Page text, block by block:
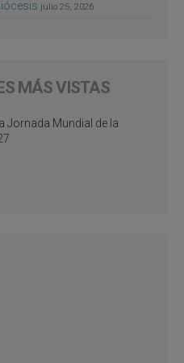
julio 25, 2026
MÁS VISTAS
Jornada Mundial de la